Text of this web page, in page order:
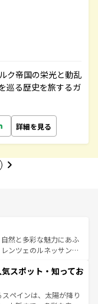
ク帝国の栄光と動乱
巡る歴史を旅するガ
詳細を見る
然と多彩な魅力にあふ
ンツェのルネッサンス
やアマルフィ海岸の絶
光の合間には、本場の
料理を堪能することも
スポット・知ってお
ペインは、太陽が降り